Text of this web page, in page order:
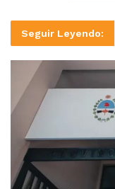
Seguir Leyendo: